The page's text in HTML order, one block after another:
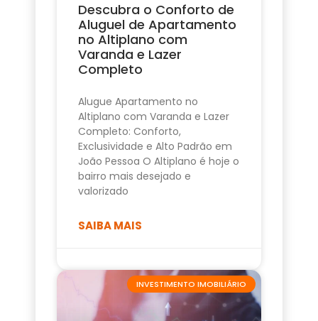
Descubra o Conforto de
Aluguel de Apartamento
no Altiplano com
Varanda e Lazer
Completo
Alugue Apartamento no
Altiplano com Varanda e Lazer
Completo: Conforto,
Exclusividade e Alto Padrão em
João Pessoa O Altiplano é hoje o
bairro mais desejado e
valorizado
SAIBA MAIS
INVESTIMENTO IMOBILIÁRIO